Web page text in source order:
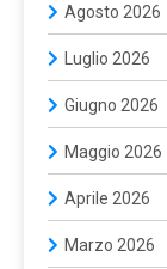
Agosto 2026
Luglio 2026
Giugno 2026
Maggio 2026
Aprile 2026
Marzo 2026